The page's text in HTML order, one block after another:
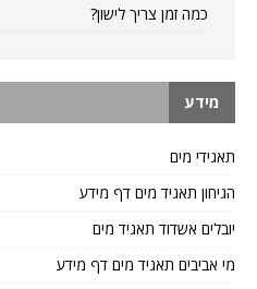
כמה זמן צריך לישון?
מידע
תאגידי מים
הגיחון תאגיד מים דף מידע
יובלים אשדוד תאגיד מים
מי אביבים תאגיד מים דף מידע